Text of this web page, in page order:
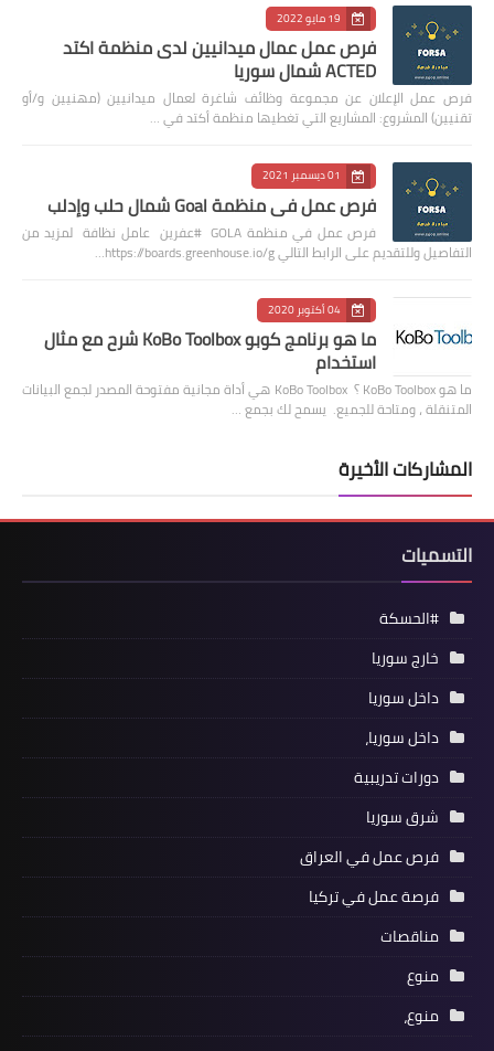
19 مايو 2022
فرص عمل عمال ميدانيين لدى منظمة اكتد
ACTED شمال سوريا
فرص عمل الإعلان عن مجموعة وظائف شاغرة لعمال ميدانيين (مهنيين و/أو
تقنيين) المشروع: المشاريع التي تغطيها منظمة أكتد في …
01 ديسمبر 2021
فرص عمل في منظمة Goal شمال حلب وإدلب
فرص عمل في منظمة GOLA #عفرين عامل نظافة لمزيد من
التفاصيل وللتقديم على الرابط التالي https://boards.greenhouse.io/g…
04 أكتوبر 2020
ما هو برنامج كوبو KoBo Toolbox شرح مع مثال
استخدام
ما هو KoBo Toolbox ؟ KoBo Toolbox هي أداة مجانية مفتوحة المصدر لجمع البيانات
المتنقلة ، ومتاحة للجميع. يسمح لك بجمع …
المشاركات الأخيرة
التسميات
#الحسكة
خارج سوريا
داخل سوريا
داخل سوريا،
دورات تدريبية
شرق سوريا
فرص عمل في العراق
فرصة عمل في تركيا
مناقصات
منوع
منوع،